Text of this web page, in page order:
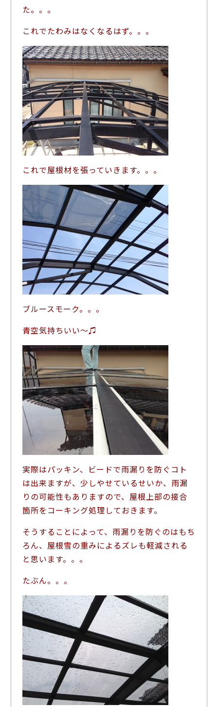
た。。。
これでたわみはなくなるはず。。。
これで屋根材を張っていきます。。。
ブルースモーク。。。
青空気持ちいい～♫
実際はパッキン、ビードで雨漏りを防ぐコト
は出来ますが、少しやせているせいか、雨漏
りの可能性もありますので、屋根上部の接合
箇所をコーキング処理しておきます。
そうすることによって、雨漏りを防ぐのはもち
ろん、屋根雪の重みによるズレも軽減される
と思います。。。
たぶん。。。